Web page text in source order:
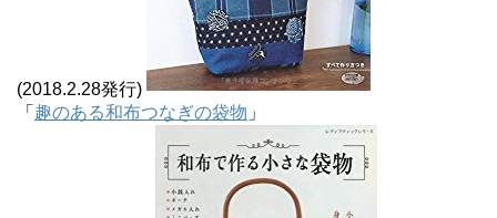
(2018.2.28発行)
「 趣のある和布つなぎの袋物 」